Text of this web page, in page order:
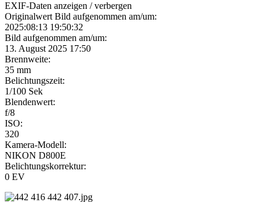
EXIF-Daten anzeigen / verbergen
Originalwert Bild aufgenommen am/um:
2025:08:13 19:50:32
Bild aufgenommen am/um:
13. August 2025 17:50
Brennweite:
35 mm
Belichtungszeit:
1/100 Sek
Blendenwert:
f/8
ISO:
320
Kamera-Modell:
NIKON D800E
Belichtungskorrektur:
0 EV